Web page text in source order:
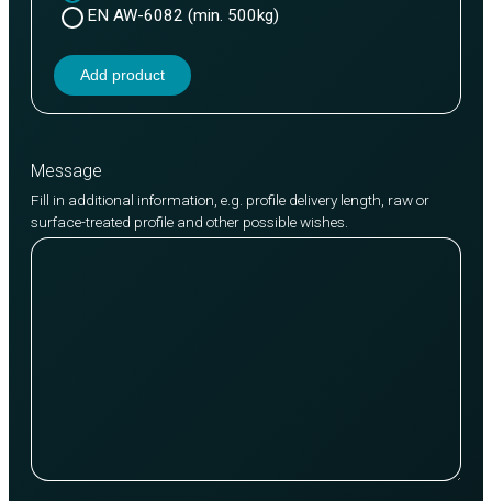
EN AW-6082 (min. 500kg)
Add product
Message
Fill in additional information, e.g. profile delivery length, raw or
surface-treated profile and other possible wishes.